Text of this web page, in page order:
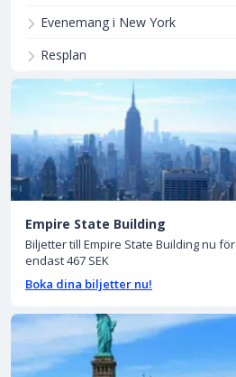
Evenemang i New York
Resplan
Empire State Building
Biljetter till Empire State Building nu för
endast 467 SEK
Boka dina biljetter nu!